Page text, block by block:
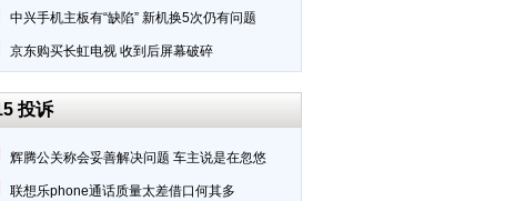
中兴手机主板有“缺陷” 新机换5次仍有问题
京东购买长虹电视 收到后屏幕破碎
投诉
辉腾公关称会妥善解决问题 车主说是在忽悠
联想乐phone通话质量太差借口何其多